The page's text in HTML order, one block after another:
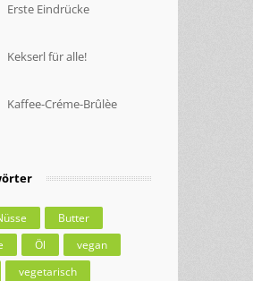
Erste Eindrücke
Kekserl für alle!
Kaffee-Créme-Brûlèe
Butter
Öl
vegan
vegetarisch